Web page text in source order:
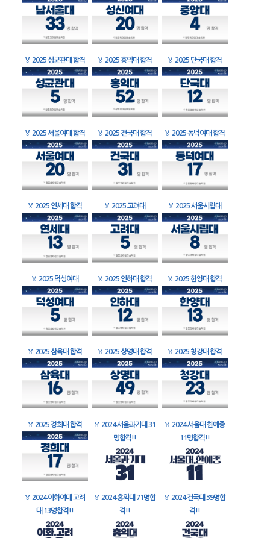
🏅 2025 성균관대 합격 🏅 2025 홍익대 합격 🏅 2025 단국대 합격
🏅 2025 서울여대 합격 🏅 2025 건국대 합격 🏅 2025 동덕여대 합격
🏅 2025 연세대 합격 🏅 2025 고려대 🏅 2025 서울시립대
🏅 2025 덕성여대 🏅 2025 인하대 합격 🏅 2025 한양대 합격
🏅 2025 삼육대 합격 🏅 2025 상명대 합격 🏅 2025 청강대 합격
🏅 2025 경희대 합격 🏅 2024 서울과기대 31
명합격!!
🏅 2024 서울대 한예종
11명합격!!
🏅 2024 이화여대 고려
대 13명합격!!
🏅 2024 홍익대 71명합
격!!
🏅 2024 건국대 39명합
격!!